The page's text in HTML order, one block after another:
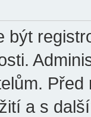
být
a s